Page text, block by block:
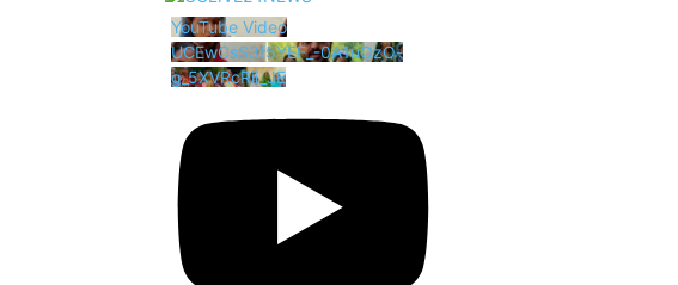
YouTube Video
UCEwCsS3f5YEF_-0A1uOzO-
g_5XVRcRii_JE